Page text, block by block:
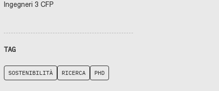
Ingegneri 3 CFP
TAG
SOSTENIBILITÀ RICERCA PHD